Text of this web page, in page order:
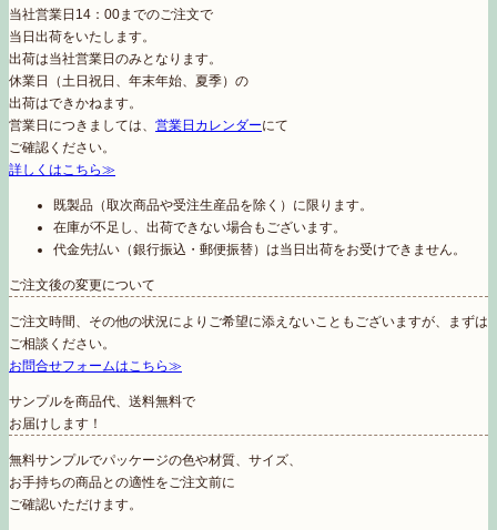
当社営業日14：00までのご注文で
当日出荷をいたします。
出荷は当社営業日のみとなります。
休業日（土日祝日、年末年始、夏季）の
出荷はできかねます。
営業日につきましては、 営業日カレンダーにて
ご確認ください。
詳しくはこちら≫
既製品（取次商品や受注生産品を除く）に限ります。
在庫が不足し、出荷できない場合もございます。
代金先払い（銀行振込・郵便振替）は当日出荷をお受けできません。
ご注文後の変更について
ご注文時間、その他の状況によりご希望に添えないこともございますが、まずは
ご相談ください。
お問合せフォームはこちら≫
サンプルを商品代、送料無料で
お届けします！
無料サンプルでパッケージの色や材質、サイズ、
お手持ちの商品との適性をご注文前に
ご確認いただけます。